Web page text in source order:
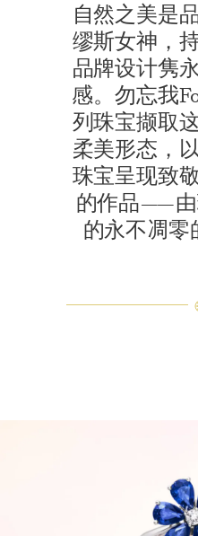
自然之美是
缪斯女神，
品牌设计隽
感。勿忘我
列珠宝撷取
柔美形态，
珠宝呈现致
的作品——由
的永不凋零